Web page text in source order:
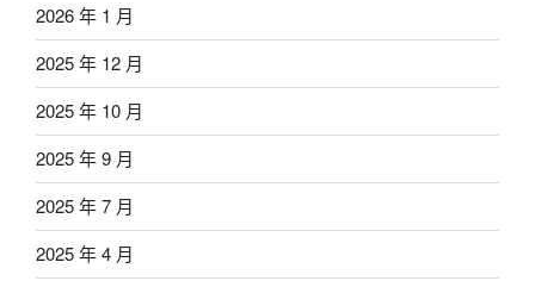
2026 年 1 月
2025 年 12 月
2025 年 10 月
2025 年 9 月
2025 年 7 月
2025 年 4 月